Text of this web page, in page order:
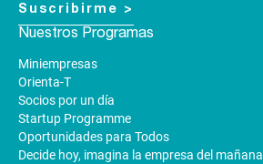
Suscribirme >
Nuestros Programas
Miniempresas
Orienta-T
Socios por un día
Startup Programme
Oportunidades para Todos
Decide hoy, imagina la empresa del mañana